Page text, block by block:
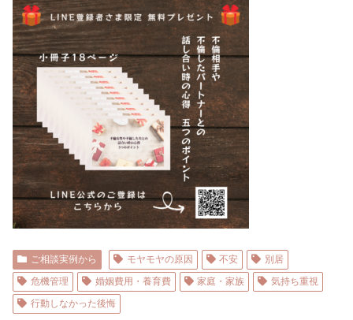
ご相談実例から モヤモヤの原因 不安
別居
危機管理
婚姻費用・養育費 家庭・家族
気持ち重視
行動しなかった後悔